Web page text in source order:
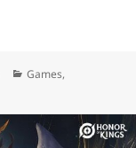
Categories
Games,